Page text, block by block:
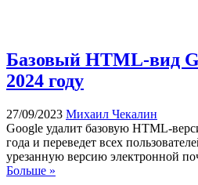
Базовый HTML-вид
2024 году
27/09/2023 Михаил Чекалин
Google удалит базовую HTML-
года и переведет всех
урезанную версию электронной
Больше »